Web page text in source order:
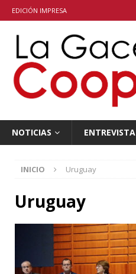
EDICIÓN IMPRESA
NOTICIAS ENTREVISTA
INICIO Uruguay
Uruguay